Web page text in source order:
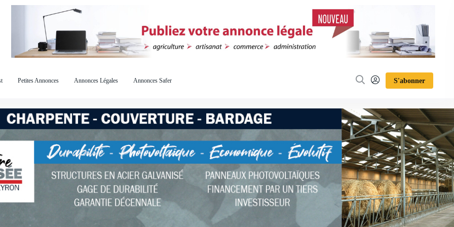
Petites Annonces Annonces Légales Annonces Safer S'abonner